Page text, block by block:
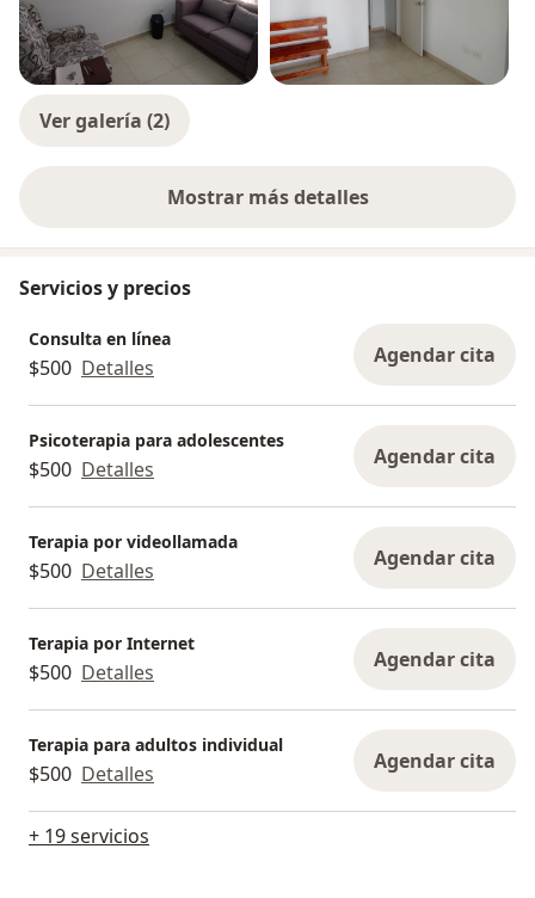
Ver galería (2)
Mostrar más detalles
sobre la experiencia
Servicios y precios
Consulta en línea
$500 Detalles Agendar cita
Psicoterapia para adolescentes
$500 Detalles Agendar cita
Terapia por videollamada
$500 Detalles Agendar cita
Terapia por Internet
$500 Detalles Agendar cita
Terapia para adultos individual
$500 Detalles Agendar cita
+ 19 servicios